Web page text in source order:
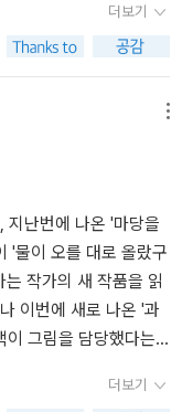
로 써오라고 했는데
고 아우성이다. 다들
이다. 한 편으로는 스
고 싶기도 하겠지만,
참고 숙제를 해오는
. 이 책은 이런 식으로
각각의 단원은 주인
을 훑어보는 방식으로
앞에서 언급되었던 사
써, 같은 사건이 시각
서도 생각해볼 기회를
기도 아주 좋다. 동화
들과 함께 읽으며 이
런데 그 이야기들은 다
쥐한테 당하는 고양이
이야기, 찌르레기 이야
구성되어 있다. 각각
이해가 빨라지고 읽
다는 것을 알 수가 있
것을 알 수가 있다.
하고 생동감 있게 삶
우리가 무심코 지나쳐
살고 있었다니, 신기
고 있었던 것이다. 읽
가면서도 코믹하고 처
가족들을 이끌고 당장
더보기
지난번에 나온 '마당을
'물이 오를 대로 올랐구
작가의 새 작품을 읽
이번에 새로 나온 '과
이 그림을 담당했다는
모두를 이야기 세계에
더보기